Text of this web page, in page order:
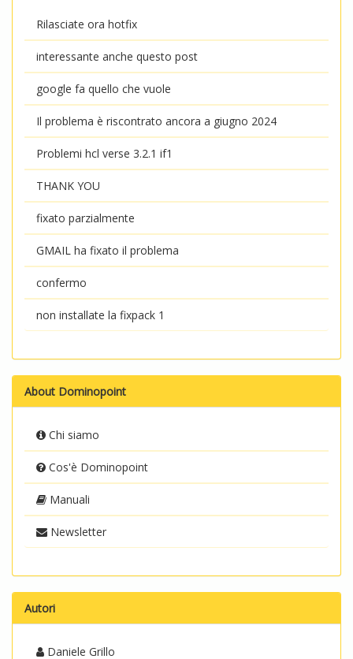
Rilasciate ora hotfix
interessante anche questo post
google fa quello che vuole
Il problema è riscontrato ancora a giugno 2024
Problemi hcl verse 3.2.1 if1
THANK YOU
fixato parzialmente
GMAIL ha fixato il problema
confermo
non installate la fixpack 1
About Dominopoint
Chi siamo
Cos'è Dominopoint
Manuali
Newsletter
Autori
Daniele Grillo